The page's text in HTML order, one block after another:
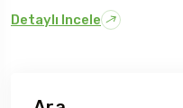
Detaylı Incele